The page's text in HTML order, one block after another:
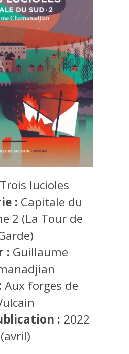
Trois lucioles
: Capitale du
2 (La Tour de
: Guillaume
Aux forges de
: 2022
(avril)